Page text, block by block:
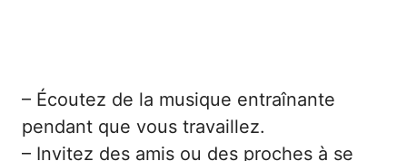
– Écoutez de la musique entraînante
pendant que vous travaillez.
– Invitez des amis ou des proches à se